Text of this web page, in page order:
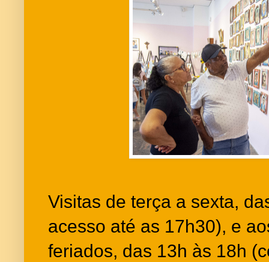
Visitas de terça a sexta,
acesso até as 17h30), e
feriados, das 13h às 18h